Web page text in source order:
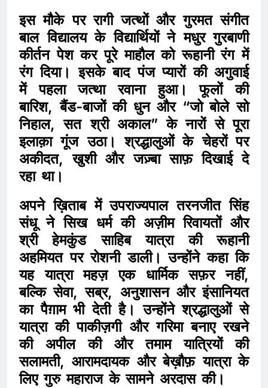
इस मौके पर रागी जत्थों और गुरमत संगीत
बाल विद्यालय के विद्यार्थियों ने मधुर गुरबाणी
कीर्तन पेश कर पूरे माहौल को रूहानी रंग में
रंग दिया। इसके बाद पंज प्यारों की अगुवाई
में पहला जत्था रवाना हुआ। फूलों की
बारिश, बैंड-बाजों की धुन और “जो बोले सो
निहाल, सत श्री अकाल” के नारों से पूरा
इलाक़ा गूंज उठा। श्रद्धालुओं के चेहरों पर
अकीदत, खुशी और जज़्बा साफ़ दिखाई दे
रहा था।
अपने ख़िताब में उपराज्यपाल तरनजीत सिंह
संधू ने सिख धर्म की अज़ीम रिवायतों और
श्री हेमकुंड साहिब यात्रा की रूहानी
अहमियत पर रोशनी डाली। उन्होंने कहा कि
यह यात्रा महज़ एक धार्मिक सफ़र नहीं,
बल्कि सेवा, सब्र, अनुशासन और इंसानियत
का पैग़ाम भी देती है। उन्होंने श्रद्धालुओं से
यात्रा की पाकीज़गी और गरिमा बनाए रखने
की अपील की और तमाम यात्रियों की
सलामती, आरामदायक और बेख़ौफ़ यात्रा के
लिए गुरु महाराज के सामने अरदास की।